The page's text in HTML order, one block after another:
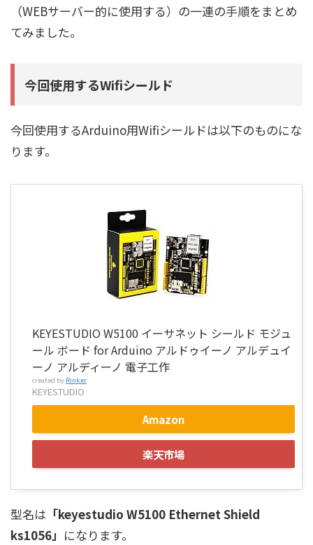
（WEBサーバー的に使用する）の一連の手順をまとめ
てみました。
今回使用するWifiシールド
今回使用するArduino用Wifiシールドは以下のものにな
ります。
KEYESTUDIO W5100 イーサネット シールド モジュ
ール ボード for Arduino アルドゥイーノ アルデュイ
ーノ アルディーノ 電子工作
created by Rinker
KEYESTUDIO
Amazon
楽天市場
型名は 「keyestudio W5100 Ethernet Shield
ks1056」 になります。